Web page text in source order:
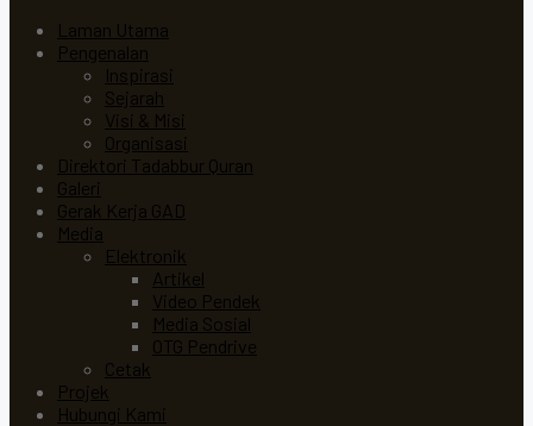
Laman Utama
Pengenalan
Inspirasi
Sejarah
Visi & Misi
Organisasi
Direktori Tadabbur Quran
Galeri
Gerak Kerja GAD
Media
Elektronik
Artikel
Video Pendek
Media Sosial
OTG Pendrive
Cetak
Projek
Hubungi Kami